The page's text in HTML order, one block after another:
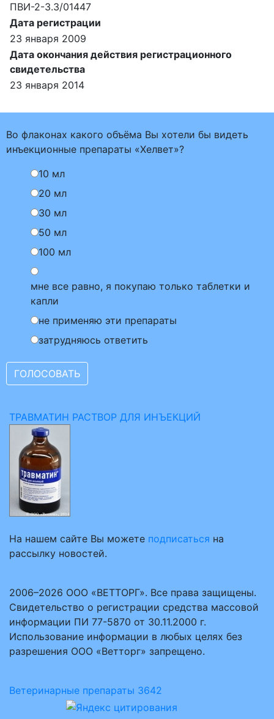
ПВИ-2-3.3/01447
Дата регистрации
23 января 2009
Дата окончания действия регистрационного
свидетельства
23 января 2014
Во флаконах какого объёма Вы хотели бы видеть
инъекционные препараты «Хелвет»?
10 мл
20 мл
30 мл
50 мл
100 мл
мне все равно, я покупаю только таблетки и
капли
не применяю эти препараты
затрудняюсь ответить
ТРАВМАТИН РАСТВОР ДЛЯ ИНЪЕКЦИЙ
На нашем сайте Вы можете подписаться на
рассылку новостей.
2006–2026 ООО «ВЕТТОРГ». Все права защищены.
Свидетельство о регистрации средства массовой
информации ПИ 77-5870 от 30.11.2000 г.
Использование информации в любых целях без
разрешения ООО «Ветторг» запрещено.
Ветеринарные препараты 3642